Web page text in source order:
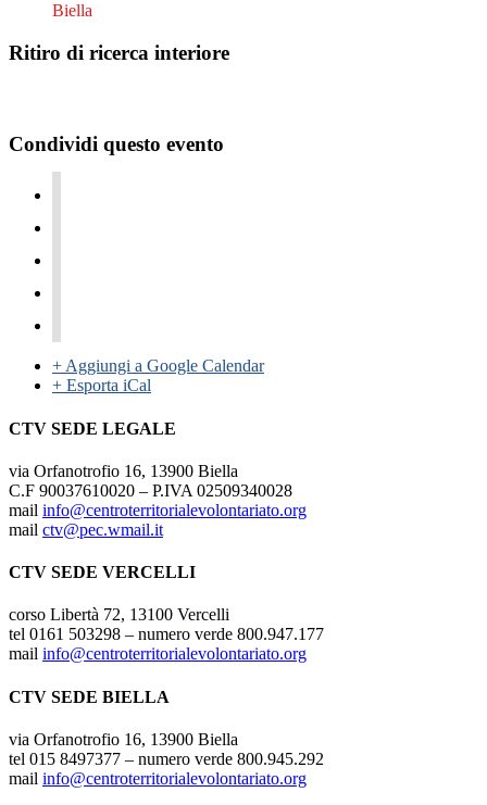
Biella
Ritiro di ricerca interiore
Condividi questo evento
+ Aggiungi a Google Calendar
+ Esporta iCal
CTV SEDE LEGALE
via Orfanotrofio 16, 13900 Biella
C.F 90037610020 – P.IVA 02509340028
mail info@centroterritorialevolontariato.org
mail ctv@pec.wmail.it
CTV SEDE VERCELLI
corso Libertà 72, 13100 Vercelli
tel 0161 503298 – numero verde 800.947.177
mail info@centroterritorialevolontariato.org
CTV SEDE BIELLA
via Orfanotrofio 16, 13900 Biella
tel 015 8497377 – numero verde 800.945.292
mail info@centroterritorialevolontariato.org